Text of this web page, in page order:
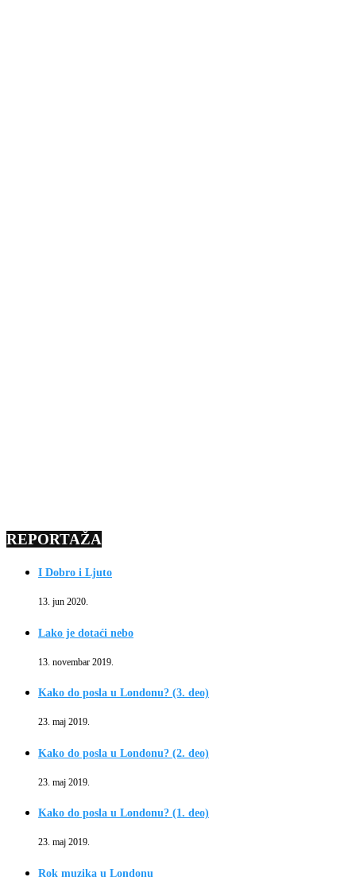
REPORTAŽA
I Dobro i Ljuto
13. jun 2020.
Lako je dotaći nebo
13. novembar 2019.
Kako do posla u Londonu? (3. deo)
23. maj 2019.
Kako do posla u Londonu? (2. deo)
23. maj 2019.
Kako do posla u Londonu? (1. deo)
23. maj 2019.
Rok muzika u Londonu